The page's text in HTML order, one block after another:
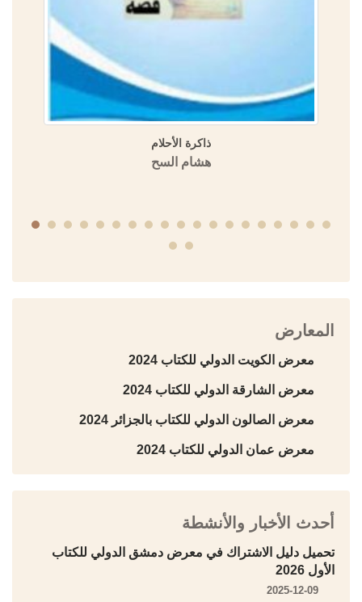
الدولة الأموية في المشرق والأندلس في الموسوعة العمرية
(مسالك الأبصار في ممالك الأمصار)
منشورات الجمعية التاريخية السورية
المعارض
معرض الكويت الدولي للكتاب 2024
معرض الشارقة الدولي للكتاب 2024
معرض الصالون الدولي للكتاب بالجزائر 2024
معرض عمان الدولي للكتاب 2024
أحدث الأخبار والأنشطة
تحميل دليل الاشتراك في معرض دمشق الدولي للكتاب
الأول 2026
2025-12-09